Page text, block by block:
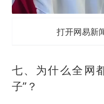
打开网易新
七、为什么全网
子”？